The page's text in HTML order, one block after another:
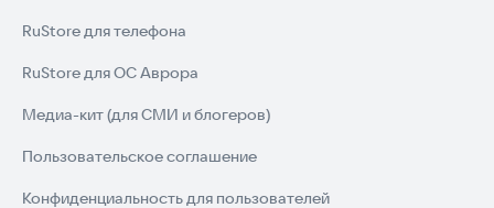
RuStore для телефона
RuStore для ОС Аврора
Медиа-кит (для СМИ и блогеров)
Пользовательское соглашение
Конфиденциальность для пользователей